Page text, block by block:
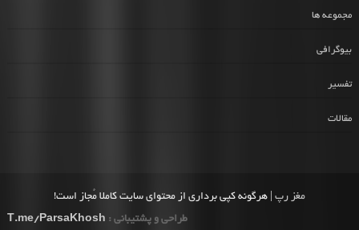
مجموعه ها
بیوگرافی
تفسیر
مقالات
مغز رپ | هرگونه کپی برداری از محتوای سایت کاملا مُجاز است!
طراحی و پشتیبانی : T.me/ParsaKhosh